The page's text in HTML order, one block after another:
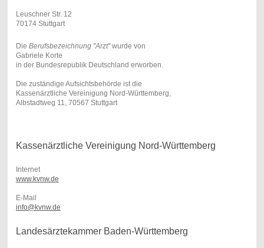
Leuschner Str. 12
70174 Stuttgart
Die Berufsbezeichnung "Arzt"wurde von
Gabriele Korte
in der Bundesrepublik Deutschland erworben.
Die zuständige Aufsichtsbehörde ist die
Kassenärztliche Vereinigung Nord-Württemberg,
Albstadtweg 11, 70567 Stuttgart
Kassenärztliche Vereinigung Nord-Württemberg
Internet
www.kvnw.de
E-Mail
info@kvnw.de
Landesärztekammer Baden-Württemberg